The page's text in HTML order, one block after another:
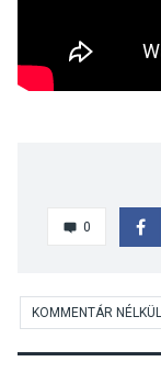
0
KOMMENTÁR NÉLKÜL